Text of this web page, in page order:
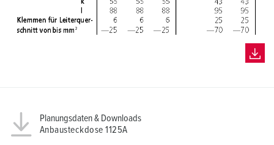
Planungsdaten & Downloads
Anbausteckdose 1125A